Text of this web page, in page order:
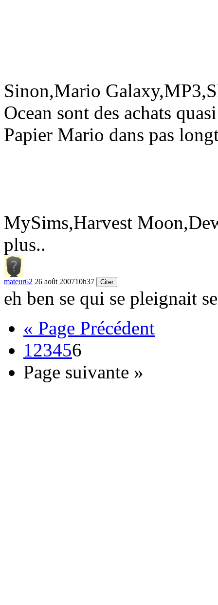
Sinon,Mario
Ocean sont des achats
Papier Mario dans pas
MySims,Harvest
plus..
mateur62 26 août 200710h37 Citer
eh ben se qui se pleignait
« Page Précédent
123456
Page suivante »